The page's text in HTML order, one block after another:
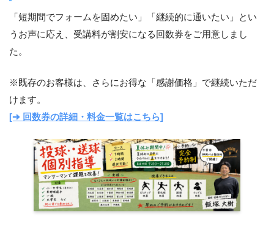
「短期間でフォームを固めたい」「継続的に通いたい」とい
うお声に応え、受講料が割安になる回数券をご用意しまし
た。
※既存のお客様は、さらにお得な「感謝価格」で継続いただ
けます。
[➔ 回数券の詳細・料金一覧はこちら]